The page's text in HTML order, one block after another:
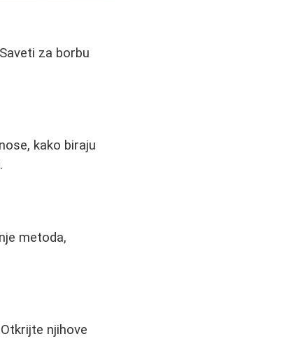
za borbu
kako biraju
metoda,
njihove